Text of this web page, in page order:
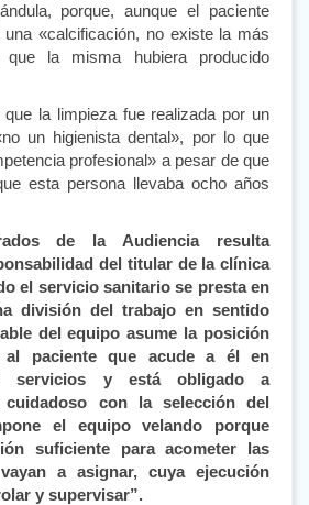
porque, aunque el paciente
una «calcificación, no existe la más
la misma hubiera producido
la limpieza fue realizada por un
un higienista dental», por lo que
profesional» a pesar de que
esta persona llevaba ocho años
de la Audiencia resulta
del titular de la clínica
el servicio sanitario se presta en
división del trabajo en sentido
del equipo asume la posición
al paciente que acude a él en
servicios y está obligado a
cuidadoso con la selección del
el equipo velando porque
suficiente para acometer las
a asignar, cuya ejecución
y supervisar”.